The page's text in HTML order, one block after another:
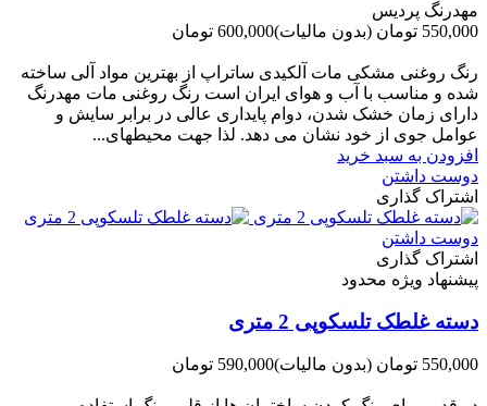
مهدرنگ پردیس
550,000 تومان
(بدون مالیات)600,000 تومان
رنگ روغنی مشکی مات آلکیدی ساتراپ از بهترین مواد آلی ساخته
شده و مناسب با آب و هوای ایران است رنگ روغنی مات مهدرنگ
دارای زﻣﺎن ﺧﺸﮏ ﺷﺪن، دوام ﭘﺎﯾﺪاری عالی در ﺑﺮاﺑﺮ ﺳﺎﯾﺶ و
ﻋﻮاﻣﻞ ﺟﻮی از ﺧﻮد ﻧﺸﺎن ﻣﯽ دﻫﺪ. ﻟﺬا ﺟﻬﺖ ﻣﺤﯿﻄ‌‌ﻬﺎی...
افزودن به سبد خرید
دوست داشتن
اشتراک گذاری
دوست داشتن
اشتراک گذاری
پیشنهاد ویژه محدود
دسته غلطک تلسکوپی 2 متری
550,000 تومان (بدون مالیات)590,000 تومان